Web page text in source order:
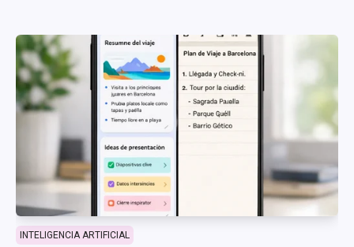
INTELIGENCIA ARTIFICIAL